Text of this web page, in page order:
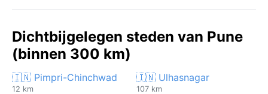
Dichtbijgelegen steden van Pune
(binnen 300 km)
🇮🇳 Pimpri-Chinchwad
12 km
🇮🇳 Ulhasnagar
107 km